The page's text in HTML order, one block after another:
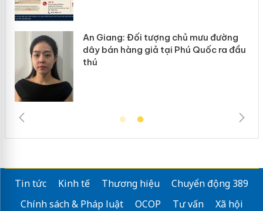
ra đầu
Cà Mau: Tiêu hủy công khai hàng
ngàn sản phẩm nhập lậu, bảo vệ môi
Tin tức Kinh tế Thương hiệu
Chuyển động 389
Chính sách & Pháp luật
OCOP Tư vấn
Xã hội